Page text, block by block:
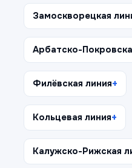
Замоскворецкая
Арбатско-
Филёвская линия
Кольцевая линия
Калужско-Рижская